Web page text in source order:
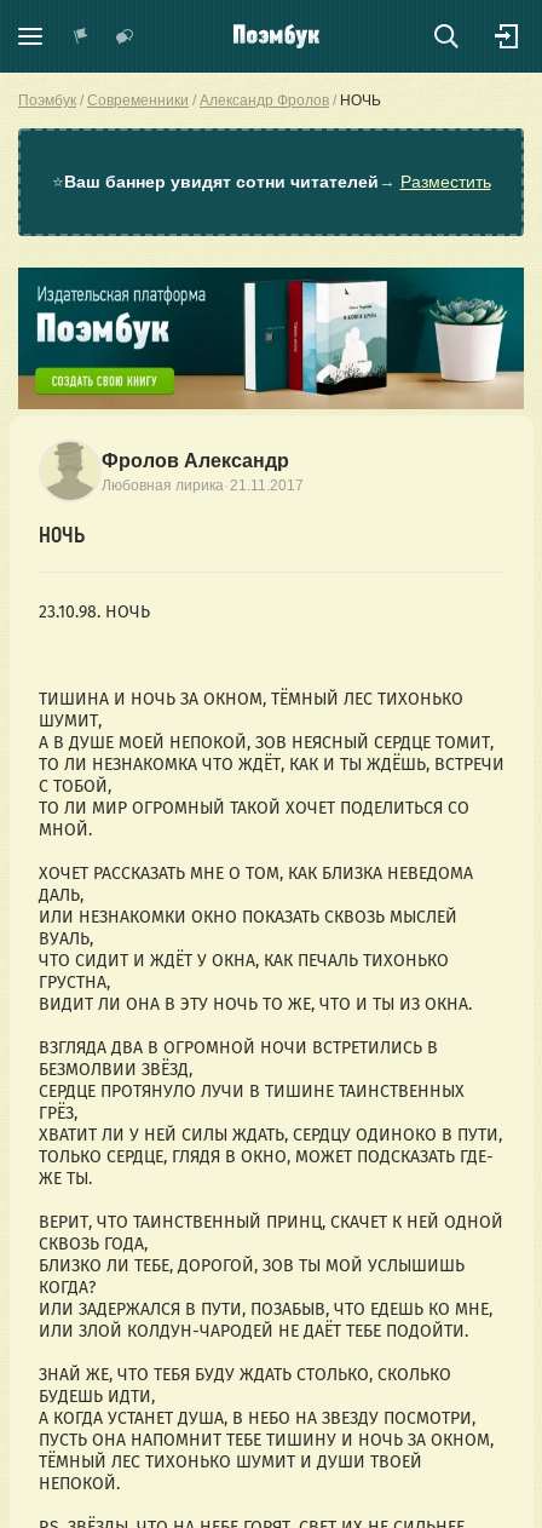
Поэмбук Современники Александр Фролов НОЧЬ
⭐Ваш баннер увидят сотни читателей → Разместить
Фролов Александр
Любовная лирика·21.11.2017
НОЧЬ
23.10.98. НОЧЬ
ТИШИНА И НОЧЬ ЗА ОКНОМ, ТЁМНЫЙ ЛЕС ТИХОНЬКО
ШУМИТ,
А В ДУШЕ МОЕЙ НЕПОКОЙ, ЗОВ НЕЯСНЫЙ СЕРДЦЕ ТОМИТ,
ТО ЛИ НЕЗНАКОМКА ЧТО ЖДЁТ, КАК И ТЫ ЖДЁШЬ, ВСТРЕЧИ
С ТОБОЙ,
ТО ЛИ МИР ОГРОМНЫЙ ТАКОЙ ХОЧЕТ ПОДЕЛИТЬСЯ СО
МНОЙ.
ХОЧЕТ РАССКАЗАТЬ МНЕ О ТОМ, КАК БЛИЗКА НЕВЕДОМА
ДАЛЬ,
ИЛИ НЕЗНАКОМКИ ОКНО ПОКАЗАТЬ СКВОЗЬ МЫСЛЕЙ
ВУАЛЬ,
ЧТО СИДИТ И ЖДЁТ У ОКНА, КАК ПЕЧАЛЬ ТИХОНЬКО
ГРУСТНА,
ВИДИТ ЛИ ОНА В ЭТУ НОЧЬ ТО ЖЕ, ЧТО И ТЫ ИЗ ОКНА.
ВЗГЛЯДА ДВА В ОГРОМНОЙ НОЧИ ВСТРЕТИЛИСЬ В
БЕЗМОЛВИИ ЗВЁЗД,
СЕРДЦЕ ПРОТЯНУЛО ЛУЧИ В ТИШИНЕ ТАИНСТВЕННЫХ
ГРЁЗ,
ХВАТИТ ЛИ У НЕЙ СИЛЫ ЖДАТЬ, СЕРДЦУ ОДИНОКО В ПУТИ,
ТОЛЬКО СЕРДЦЕ, ГЛЯДЯ В ОКНО, МОЖЕТ ПОДСКАЗАТЬ ГДЕ-
ЖЕ ТЫ.
ВЕРИТ, ЧТО ТАИНСТВЕННЫЙ ПРИНЦ, СКАЧЕТ К НЕЙ ОДНОЙ
СКВОЗЬ ГОДА,
БЛИЗКО ЛИ ТЕБЕ, ДОРОГОЙ, ЗОВ ТЫ МОЙ УСЛЫШИШЬ
КОГДА?
ИЛИ ЗАДЕРЖАЛСЯ В ПУТИ, ПОЗАБЫВ, ЧТО ЕДЕШЬ КО МНЕ,
ИЛИ ЗЛОЙ КОЛДУН-ЧАРОДЕЙ НЕ ДАЁТ ТЕБЕ ПОДОЙТИ.
ЗНАЙ ЖЕ, ЧТО ТЕБЯ БУДУ ЖДАТЬ СТОЛЬКО, СКОЛЬКО
БУДЕШЬ ИДТИ,
А КОГДА УСТАНЕТ ДУША, В НЕБО НА ЗВЕЗДУ ПОСМОТРИ,
ПУСТЬ ОНА НАПОМНИТ ТЕБЕ ТИШИНУ И НОЧЬ ЗА ОКНОМ,
ТЁМНЫЙ ЛЕС ТИХОНЬКО ШУМИТ И ДУШИ ТВОЕЙ
НЕПОКОЙ.